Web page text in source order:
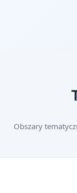
Obszary